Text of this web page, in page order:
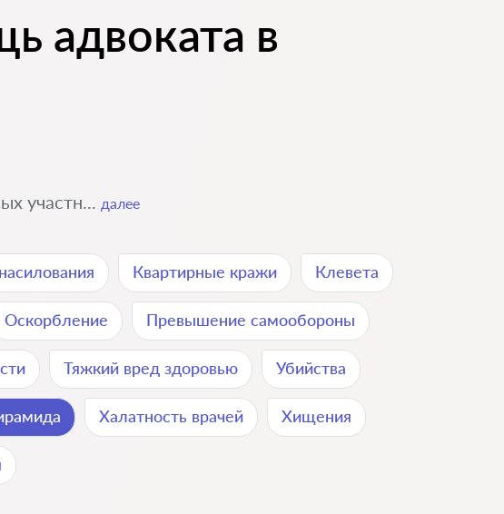
адвоката в
участн... далее
Квартирные кражи Клевета
Оскорбление Превышение самообороны
Тяжкий вред здоровью Убийства
Халатность врачей Хищения